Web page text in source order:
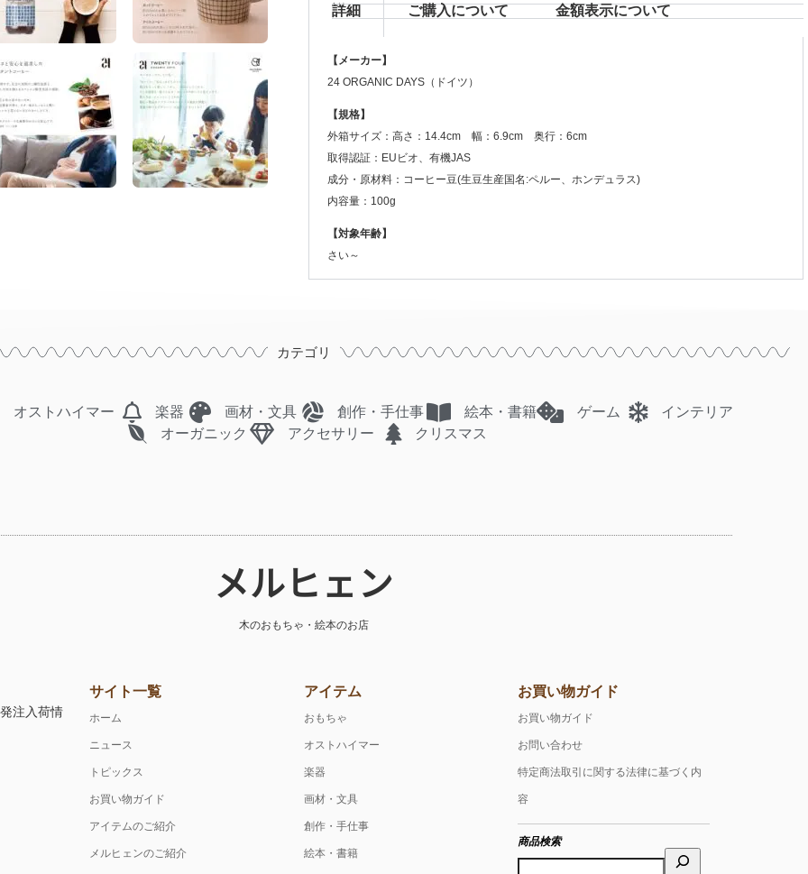
詳細 ご購入について ⾦額表⽰について
【メーカー】
24 ORGANIC DAYS（ドイツ）
【規格】
外箱サイズ：高さ：14.4cm 幅：6.9cm 奥行：6cm
取得認証：EUビオ、有機JAS
成分・原材料：コーヒー豆(生豆生産国名:ペルー、ホンデュラス)
内容量：100g
【対象年齢】
さい～
カテゴリ
オストハイマー 楽器 画材・文具 創作・手仕事 絵本・書籍 ゲーム
インテリア
オーガニック
アクセサリー クリスマス
メルヒェン
木のおもちゃ・絵本のお店
注入荷情
サイト一覧
ホーム
ニュース
トピックス
お買い物ガイド
アイテムのご紹介
メルヒェンのご紹介
アイテム
おもちゃ
オストハイマー
楽器
画材・文具
創作・手仕事
絵本・書籍
お買い物ガイド
お買い物ガイド
お問い合わせ
特定商法取引に関する法律に基づく内
容
商品検索